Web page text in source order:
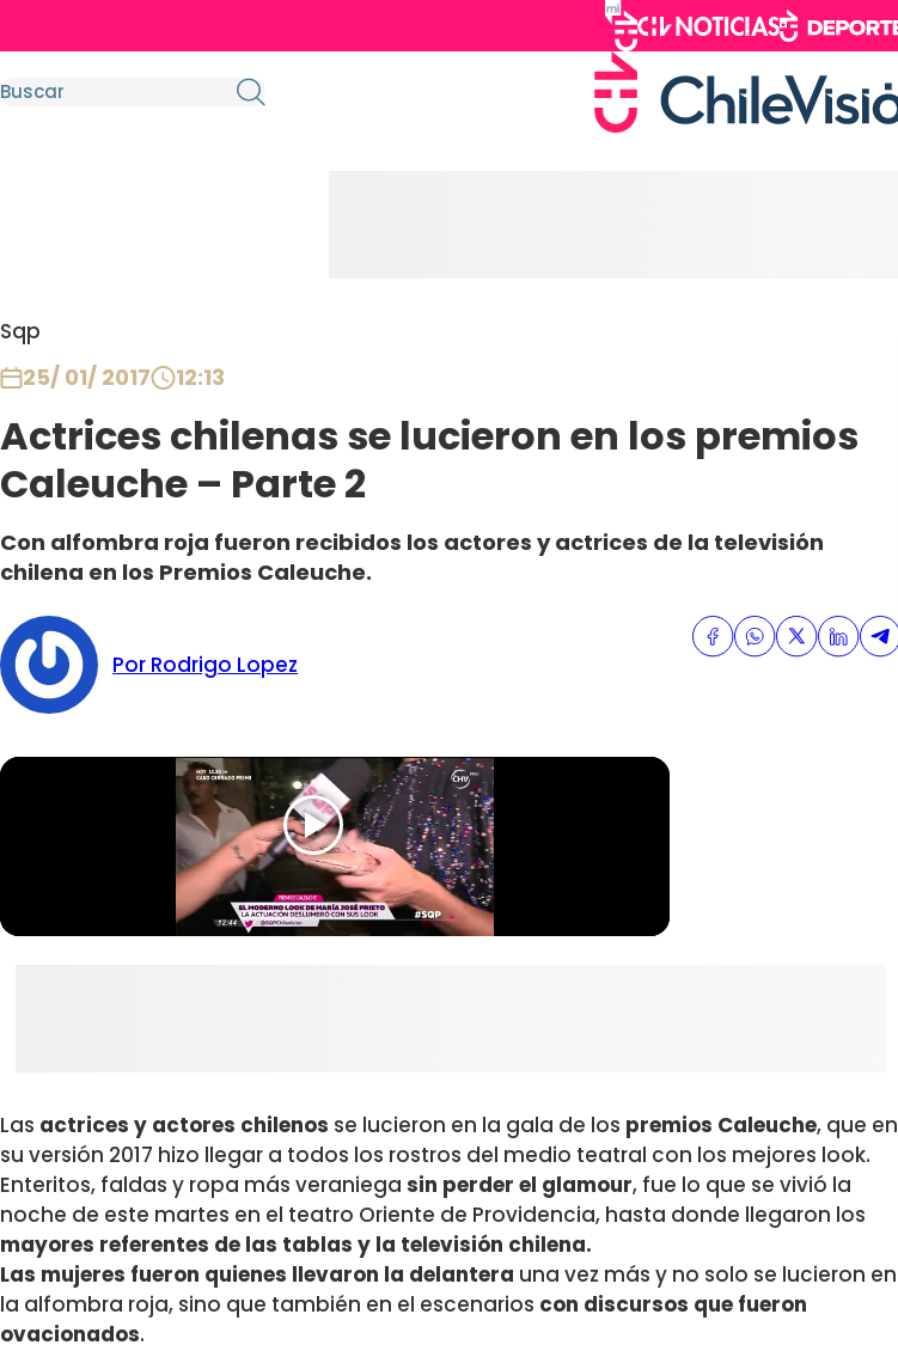
Sqp
25/ 01/ 2017 12:13
Actrices chilenas se lucieron en los premios
Caleuche – Parte 2
Con alfombra roja fueron recibidos los actores y actrices de la televisión
chilena en los Premios Caleuche.
Por Rodrigo Lopez
Las actrices y actores chilenos se lucieron en la gala de los premios Caleuche, que en
su versión 2017 hizo llegar a todos los rostros del medio teatral con los mejores look.
Enteritos, faldas y ropa más veraniega sin perder el glamour, fue lo que se vivió la
noche de este martes en el teatro Oriente de Providencia, hasta donde llegaron los
mayores referentes de las tablas y la televisión chilena.
Las mujeres fueron quienes llevaron la delantera una vez más y no solo se lucieron en
la alfombra roja, sino que también en el escenarios con discursos que fueron
ovacionados.